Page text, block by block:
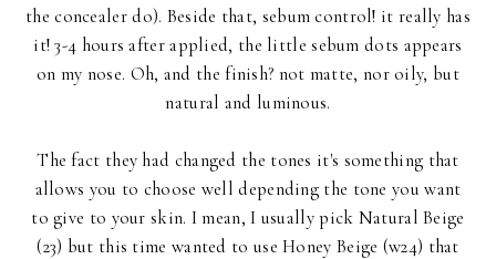
the concealer do). Beside that, sebum control! it really has
it! 3-4 hours after applied, the little sebum dots appears
on my nose. Oh, and the finish? not matte, nor oily, but
natural and luminous.
The fact they had changed the tones it's something that
allows you to choose well depending the tone you want
to give to your skin. I mean, I usually pick Natural Beige
(23) but this time wanted to use Honey Beige (w24) that